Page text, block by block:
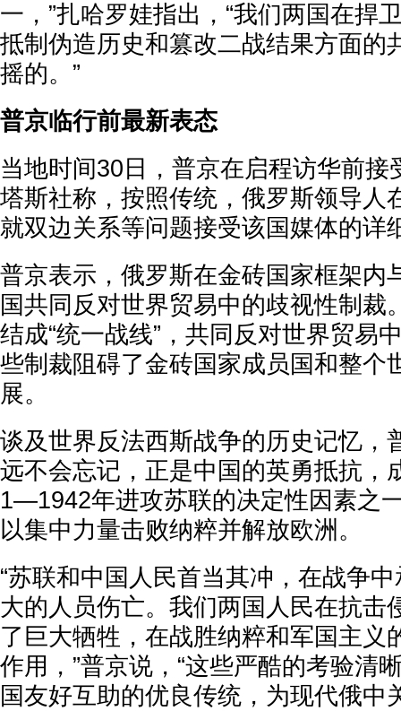
一，”扎哈罗娃指出，“我们两国在捍
抵制伪造历史和篡改二战结果方面的
摇的。”
普京临行前最新表态
当地时间30日，普京在启程访华前接
塔斯社称，按照传统，俄罗斯领导人
就双边关系等问题接受该国媒体的详
普京表示，俄罗斯在金砖国家框架内
国共同反对世界贸易中的歧视性制裁
结成“统一战线”，共同反对世界贸易
些制裁阻碍了金砖国家成员国和整个
展。
谈及世界反法西斯战争的历史记忆，
远不会忘记，正是中国的英勇抵抗，
1—1942年进攻苏联的决定性因素之
以集中力量击败纳粹并解放欧洲。
“苏联和中国人民首当其冲，在战争
大的人员伤亡。我们两国人民在抗击
了巨大牺牲，在战胜纳粹和军国主义
作用，”普京说，“这些严酷的考验清
国友好互助的优良传统，为现代俄中